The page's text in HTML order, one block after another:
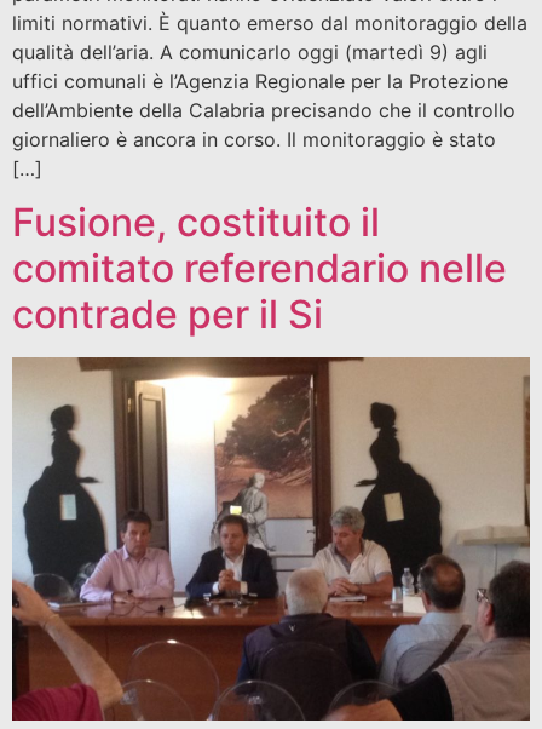
limiti normativi. È quanto emerso dal monitoraggio della
qualità dell’aria. A comunicarlo oggi (martedì 9) agli
uffici comunali è l’Agenzia Regionale per la Protezione
dell’Ambiente della Calabria precisando che il controllo
giornaliero è ancora in corso. Il monitoraggio è stato
[…]
Fusione, costituito il
comitato referendario nelle
contrade per il Si